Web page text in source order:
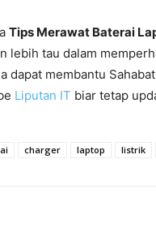
Tips Merawat Baterai
lebih tau dalam
dapat membantu Sahabat
Liputan IT biar tetap
charger laptop listrik